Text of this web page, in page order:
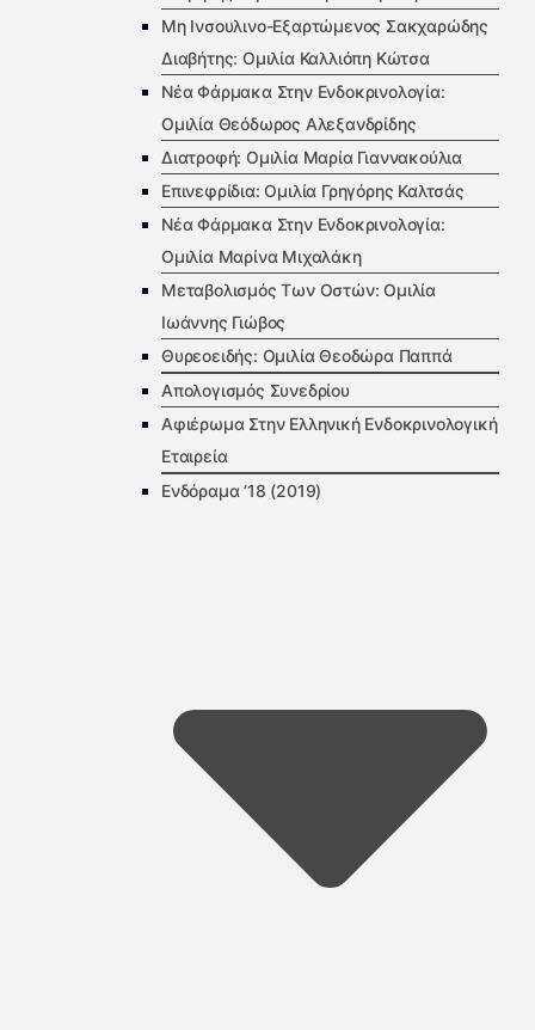
Μη Ινσουλινο-Εξαρτώμενος Σακχαρώδης
Διαβήτης: Ομιλία Καλλιόπη Κώτσα
Νέα Φάρμακα Στην Ενδοκρινολογία:
Ομιλία Θεόδωρος Αλεξανδρίδης
Διατροφή: Ομιλία Μαρία Γιαννακούλια
Επινεφρίδια: Ομιλία Γρηγόρης Καλτσάς
Νέα Φάρμακα Στην Ενδοκρινολογία:
Ομιλία Μαρίνα Μιχαλάκη
Μεταβολισμός Των Οστών: Ομιλία
Ιωάννης Γιώβος
Θυρεοειδής: Ομιλία Θεοδώρα Παππά
Απολογισμός Συνεδρίου
Αφιέρωμα Στην Ελληνική Ενδοκρινολογική
Εταιρεία
Ενδόραμα ’18 (2019)